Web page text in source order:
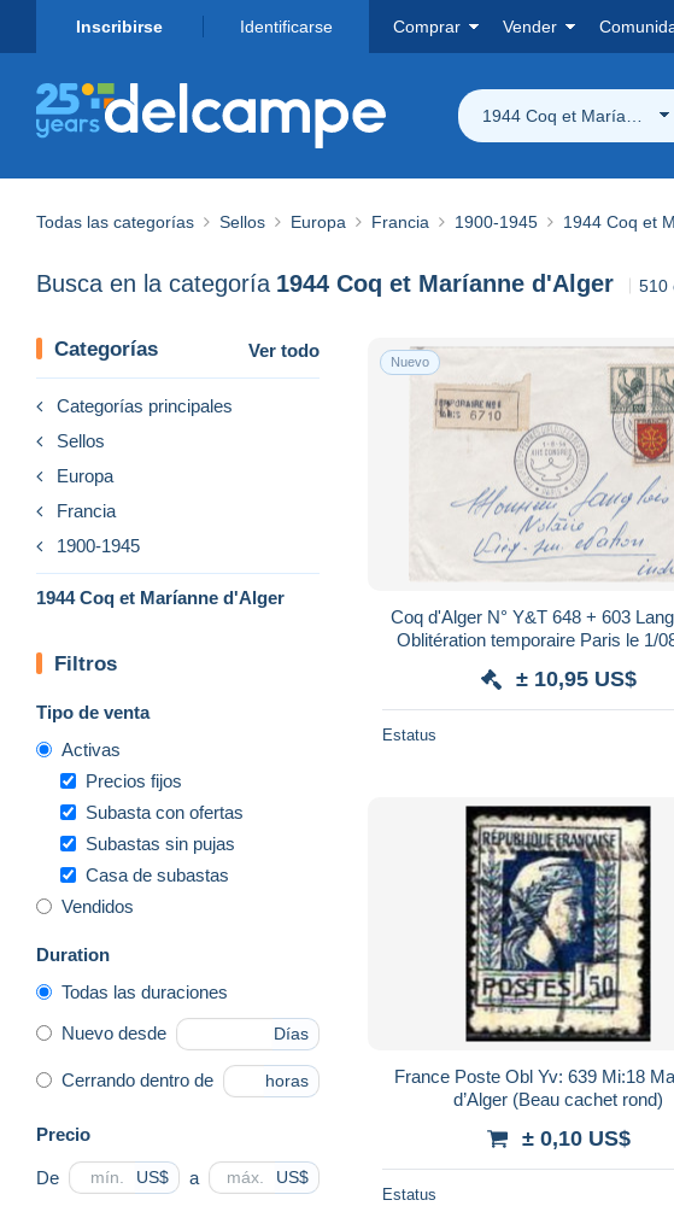
Inscribirse Identificarse Comprar Vender
1944 Coq et Maríanne
Todas las categorías Sellos Europa Francia 1900-1945 1944 Coq et
Busca en la categoría 1944 Coq et Maríanne d'Alger 510
Categorías Ver todo
Categorías principales
Sellos
Europa
Francia
1900-1945
1944 Coq et Maríanne d'Alger
Filtros
Tipo de venta
Activas
Precios fijos
Subasta con ofertas
Subastas sin pujas
Casa de subastas
Vendidos
Duration
Todas las duraciones
Nuevo desde Días
Cerrando dentro de horas
Precio
De US$ a US$
Nuevo
Coq d'Alger N° Y&T 648 + 603
Oblitération temporaire
± 10,95 US$
Estatus
France Poste Obl Yv: 639 Mi:18
d’Alger (Beau cachet rond)
± 0,10 US$
Estatus